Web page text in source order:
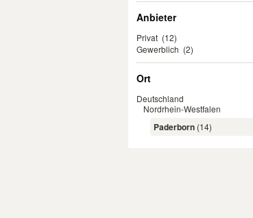
Anbieter
Privat (12)
Gewerblich (2)
Ort
Deutschland
Nordrhein-Westfalen
Paderborn (14)